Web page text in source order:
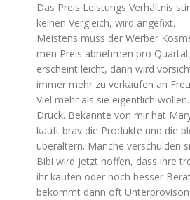
Das Preis Leis­tungs Ver­hält­nis
kei­nen Ver­gleich, wird angefixt.
Meis­tens muss der Wer­ber
men Preis abneh­men pro
erscheint leicht, dann wird
immer mehr zu ver­kau­fen an
Viel mehr als sie eigent­lich
Druck. Bekann­te von mir hat
kauft brav die Pro­duk­te und die
über­al­tern. Man­che ver­schul­den
Bibi wird jetzt hof­fen, dass ihre
ihr kau­fen oder noch bes­ser
bekommt dann oft